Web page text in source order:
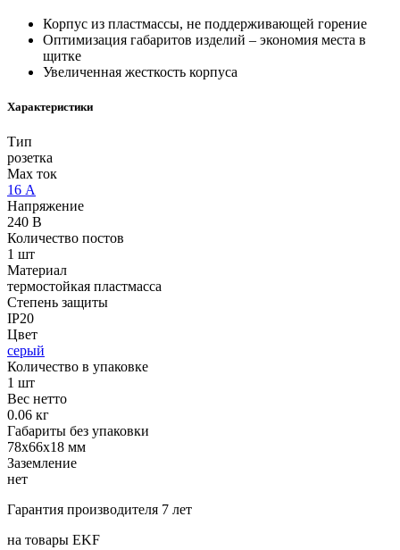
Корпус из пластмассы, не поддерживающей горение
Оптимизация габаритов изделий – экономия места в
щитке
Увеличенная жесткость корпуса
Характеристики
Тип
розетка
Max ток
16 А
Напряжение
240 В
Количество постов
1 шт
Материал
термостойкая пластмасса
Степень защиты
IP20
Цвет
серый
Количество в упаковке
1 шт
Вес нетто
0.06 кг
Габариты без упаковки
78х66х18 мм
Заземление
нет
Гарантия производителя 7 лет
на товары EKF